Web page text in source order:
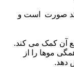
صورت است و
آن کمک می کند.
موها را از
دهد.